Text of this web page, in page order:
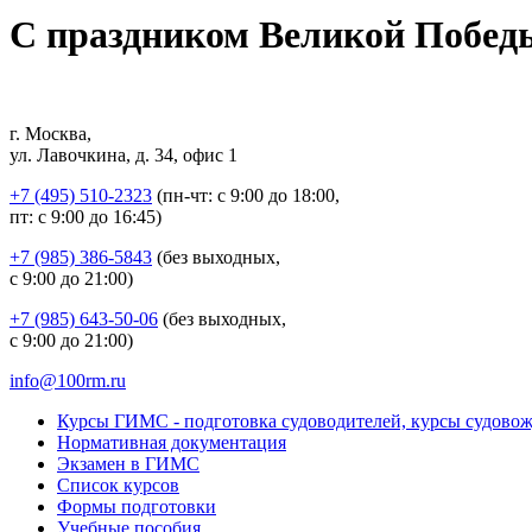
С праздником Великой
г. Москва,
ул. Лавочкина, д. 34, офис 1
+7 (495) 510-2323 (пн-чт: с 9:00 до 18:00,
пт: с 9:00 до 16:45)
+7 (985) 386-5843 (без выходных,
с 9:00 до 21:00)
+7 (985) 643-50-06 (без выходных,
с 9:00 до 21:00)
info@100rm.ru
Курсы ГИМС - подготовка судоводителей, курсы
Нормативная документация
Экзамен в ГИМС
Список курсов
Формы подготовки
Учебные пособия